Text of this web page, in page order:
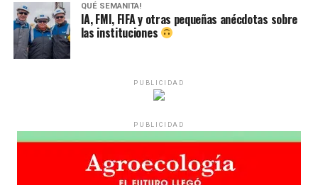
QUÉ SEMANITA!
IA, FMI, FIFA y otras pequeñas anécdotas sobre
las instituciones
PUBLICIDAD
PUBLICIDAD